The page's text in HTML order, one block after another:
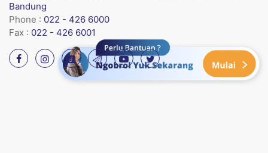
Bandung
Phone : 022 - 426 6000
Fax : 022 - 426 6001